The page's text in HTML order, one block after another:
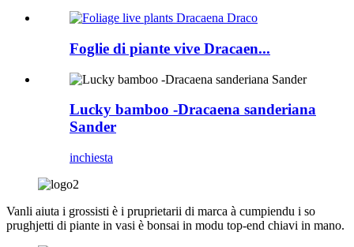
Foglie di piante vive Dracaen...
Lucky bamboo -Dracaena sanderiana
Sander
inchiesta
Vanli aiuta i grossisti è i pruprietarii di marca à cumpiendu i so
prughjetti di piante in vasi è bonsai in modu top-end chiavi in ​​mano.